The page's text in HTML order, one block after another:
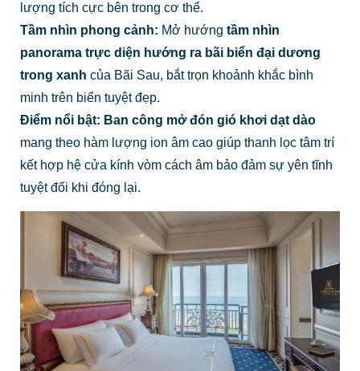
lượng tích cực bên trong cơ thể.
Tầm nhìn phong cảnh: Mở hướng tầm nhìn
panorama trực diện hướng ra bãi biển đại dương
trong xanh của Bãi Sau, bắt trọn khoảnh khắc bình
minh trên biển tuyệt đẹp.
Điểm nổi bật: Ban công mở đón gió khơi dạt dào
mang theo hàm lượng ion âm cao giúp thanh lọc tâm trí
kết hợp hệ cửa kính vòm cách âm bảo đảm sự yên tĩnh
tuyệt đối khi đóng lại.